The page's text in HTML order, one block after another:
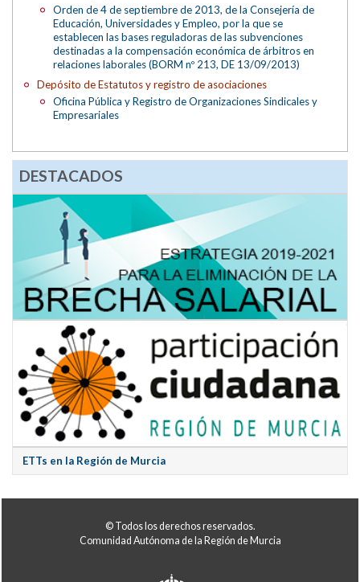
Orden de 4 de septiembre de 2013, de la Consejería de
Educación, Universidades y Empleo, por la que se
establecen las bases reguladoras de las subvenciones
destinadas a la compensación económica de árbitros en
relaciones laborales (BORM nº 213, DE 13/09/2013)
Depósito de Estatutos y registro de asociaciones
Oficina Pública y Registro de Organizaciones Sindicales y
Empresariales
DESTACADOS
ETTs en la Región de Murcia
© Todos los derechos reservados.
Comunidad Autónoma de la Región de Murcia